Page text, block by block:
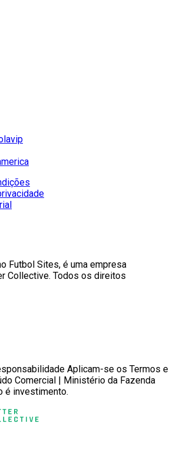
Futbol Sites, é uma empresa
Collective. Todos os direitos
Aplicam-se os Termos e
Comercial | Ministério da Fazenda
é investimento.